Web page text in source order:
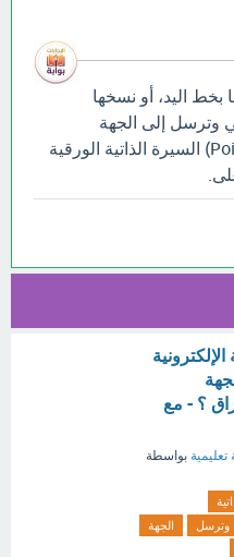
بخط اليد، أو نسخها
وترسل إلى الجهة
المطلوبة في صورة أوراق (1 Point) السيرة الذاتية الورقية
؟ - مع
تعليمية بواسطة
وترسل
الجهة